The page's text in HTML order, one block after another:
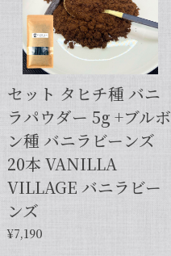
セット タヒチ種 バニ
ラパウダー 5g +ブルボ
ン種 バニラビーンズ
20本 VANILLA
VILLAGE バニラビー
ンズ
¥7,190